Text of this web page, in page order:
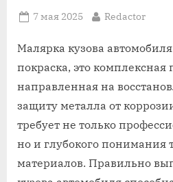
Posted
7 мая 2025 By
Redactor
Малярка кузова
покраска, это комплексная
направленная на
защиту металла от
требует не только
но и глубокого понимания
материалов. Правильно